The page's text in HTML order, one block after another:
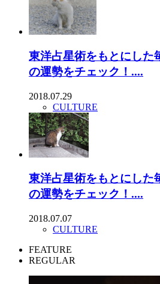
東洋占星術をもとにした
の運勢をチェック！....
2018.07.29
CULTURE
東洋占星術をもとにした
の運勢をチェック！....
2018.07.07
CULTURE
FEATURE
REGULAR